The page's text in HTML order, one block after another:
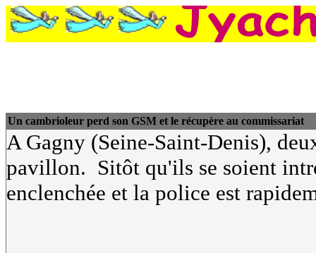
Un cambrioleur perd son GSM et le récupère au commissariat
A Gagny (Seine-Saint-Denis),
pavillon. Sitôt qu'ils se soient
enclenchée et la police est